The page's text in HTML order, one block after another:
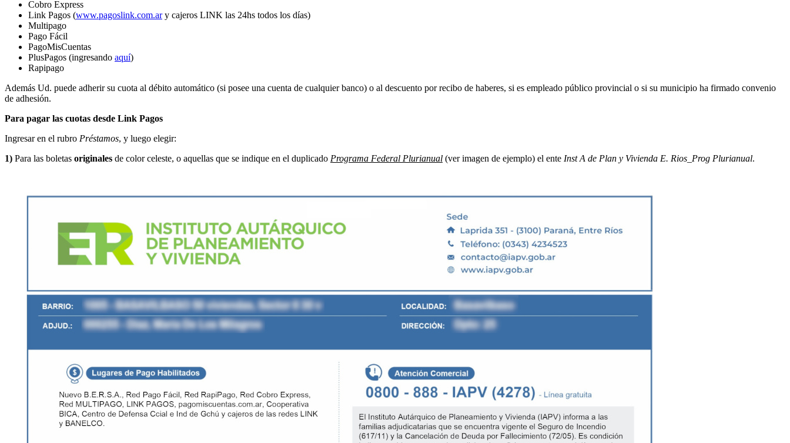
Cobro Express
Link Pagos (www.pagoslink.com.ary cajeros LINK las 24hs todos los días)
Multipago
Pago Fácil
PagoMisCuentas
PlusPagos (ingresando aquí)
Rapipago
Además Ud. puede adherir su cuota al débito automático (si posee una cuenta de cualquier banco) o al descuento por recibo de haberes, si es empleado público provincial o si su municipio ha firmado convenio
de adhesión.
Para pagar las cuotas desde Link Pagos
Ingresar en el rubro Préstamos, y luego elegir:
1) Para las boletas originales de color celeste, o aquellas que se indique en el duplicado Programa Federal Plurianual (ver imagen de ejemplo) el ente Inst A de Plan y Vivienda E. Rios_Prog Plurianual.